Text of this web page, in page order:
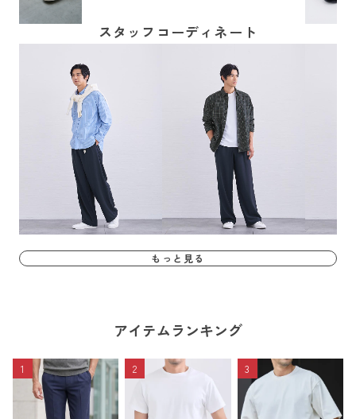
スタッフコーディネート
もっと見る
アイテムランキング
1 2 3